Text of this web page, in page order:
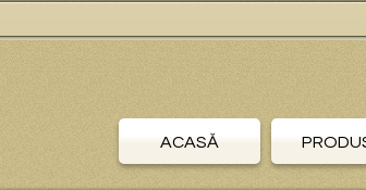
ACASĂ